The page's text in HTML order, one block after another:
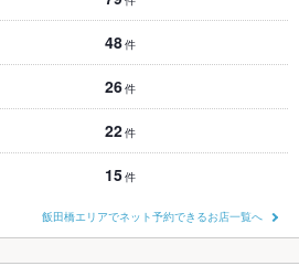
48件
26件
22件
15件
飯田橋エリアでネット予約できるお店一覧へ